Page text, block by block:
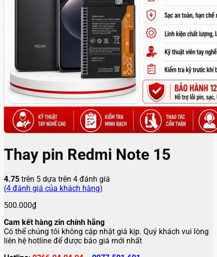
Thay pin Redmi Note 15
4.75 trên 5 dựa trên 4 đánh giá
(4 đánh giá của khách hàng)
500.000₫
Cam kết hàng zin chính hãng
Có thể chúng tôi không cập nhật giá kịp. Quý khách vui lòng
liên hệ hotline để được báo giá mới nhất